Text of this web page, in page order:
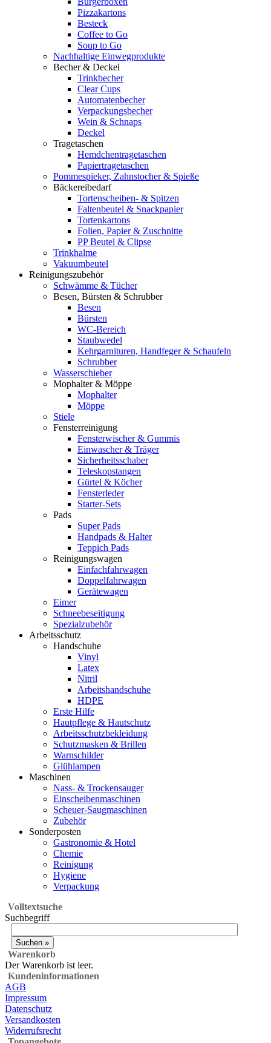
Pizzakartons
Besteck
Coffee to Go
Soup to Go
Nachhaltige Einwegprodukte
Becher & Deckel
Trinkbecher
Clear Cups
Automatenbecher
Verpackungsbecher
Wein & Schnaps
Deckel
Tragetaschen
Hemdchentragetaschen
Papiertragetaschen
Pommespieker, Zahnstocher & Spieße
Bäckereibedarf
Tortenscheiben- & Spitzen
Faltenbeutel & Snackpapier
Tortenkartons
Folien, Papier & Zuschnitte
PP Beutel & Clipse
Trinkhalme
Vakuumbeutel
Reinigungszubehör
Schwämme & Tücher
Besen, Bürsten & Schrubber
Besen
Bürsten
WC-Bereich
Staubwedel
Kehrgarnituren, Handfeger & Schaufeln
Schrubber
Wasserschieber
Mophalter & Möppe
Mophalter
Möppe
Stiele
Fensterreinigung
Fensterwischer & Gummis
Einwascher & Träger
Sicherheitsschaber
Teleskopstangen
Gürtel & Köcher
Fensterleder
Starter-Sets
Pads
Super Pads
Handpads & Halter
Teppich Pads
Reinigungswagen
Einfachfahrwagen
Doppelfahrwagen
Gerätewagen
Eimer
Schneebeseitigung
Spezialzubehör
Arbeitsschutz
Handschuhe
Vinyl
Latex
Nitril
Arbeitshandschuhe
HDPE
Erste Hilfe
Hautpflege & Hautschutz
Arbeitsschutzbekleidung
Schutzmasken & Brillen
Warnschilder
Glühlampen
Maschinen
Nass- & Trockensauger
Einscheibenmaschinen
Scheuer-Saugmaschinen
Zubehör
Sonderposten
Gastronomie & Hotel
Chemie
Reinigung
Hygiene
Verpackung
Volltextsuche
Suchbegriff
Warenkorb
Der Warenkorb ist leer.
Kundeninformationen
AGB
Impressum
Datenschutz
Versandkosten
Widerrufsrecht